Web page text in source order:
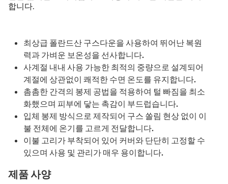
합니다.
최상급 폴란드산 구스다운을 사용하여 뛰어난 복원
력과 가벼운 보온성을 선사합니다.
사계절 내내 사용 가능한 최적의 중량으로 설계되어
계절에 상관없이 쾌적한 수면 온도를 유지합니다.
촘촘한 간격의 봉제 공법을 적용하여 털 빠짐을 최소
화했으며 피부에 닿는 촉감이 부드럽습니다.
입체 봉제 방식으로 제작되어 구스 쏠림 현상 없이 이
불 전체에 온기를 고르게 전달합니다.
이불 고리가 부착되어 있어 커버와 단단히 고정할 수
있으며 사용 및 관리가 매우 용이합니다.
제품 사양